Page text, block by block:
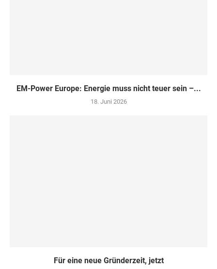
EM-Power Europe: Energie muss nicht teuer sein –...
18. Juni 2026
Für eine neue Gründerzeit, jetzt